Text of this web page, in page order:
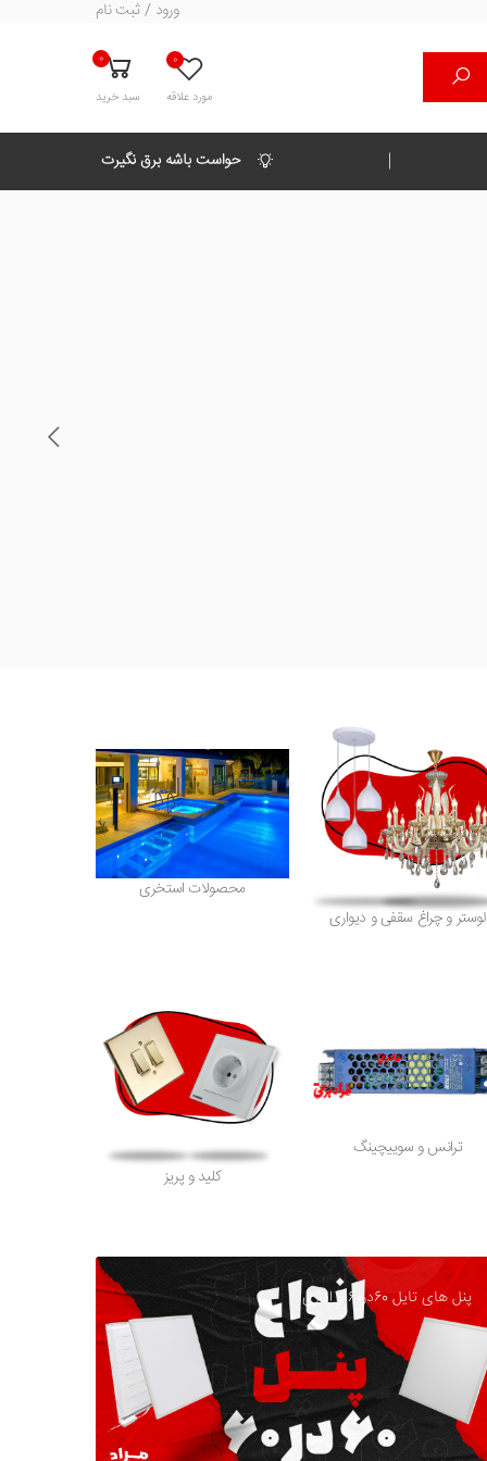
ورود / ثبت نام
0
مورد علاقه
0
سبد خرید
حواست باشه برق نگیرت
لوستر و چراغ سقفی و دیواری
محصولات استخری
ترانس و سوییچینگ
کلید و پریز
پنل های تایل 60در60 و اداری